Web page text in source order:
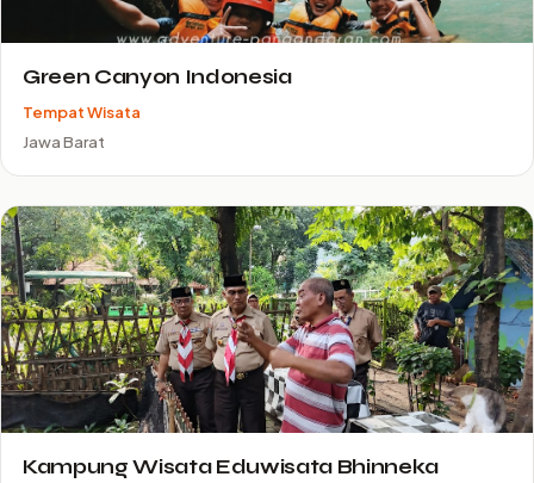
Green Canyon Indonesia
Tempat Wisata
Jawa Barat
Kampung Wisata Eduwisata Bhinneka